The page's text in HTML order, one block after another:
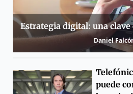
Estrategia digital: una
Daniel
puede